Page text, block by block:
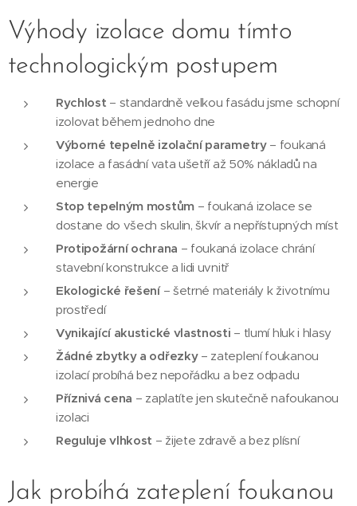
Výhody izolace domu tímto
technologickým postupem
Rychlost – standardně velkou fasádu jsme schopní
izolovat během jednoho dne
Výborné tepelně izolační parametry– foukaná
izolace a fasádní vata ušetří až 50% nákladů na
energie
Stop tepelným mostům– foukaná izolace se
dostane do všech skulin, škvír a nepřístupných míst
Protipožární ochrana – foukaná izolace chrání
stavební konstrukce a lidi uvnitř
Ekologické řešení– šetrné materiály k životnímu
prostředí
Vynikající akustické vlastnosti – tlumí hluk i hlasy
Žádné zbytky a odřezky– zateplení foukanou
izolací probíhá bez nepořádku a bez odpadu
Příznivá cena – zaplatíte jen skutečně nafoukanou
izolaci
Reguluje vlhkost – žijete zdravě a bez plísní
Jak probíhá zateplení foukanou